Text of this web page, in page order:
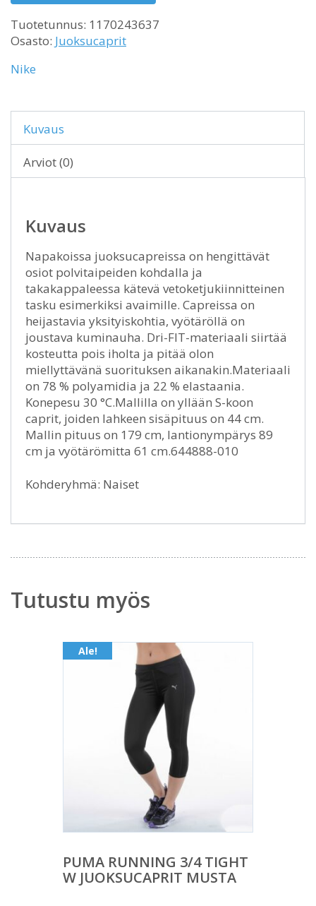
Tuotetunnus: 1170243637
Osasto: Juoksucaprit
Nike
Kuvaus
Arviot (0)
Kuvaus
Napakoissa juoksucapreissa on hengittävät
osiot polvitaipeiden kohdalla ja
takakappaleessa kätevä vetoketjukiinnitteinen
tasku esimerkiksi avaimille. Capreissa on
heijastavia yksityiskohtia, vyötäröllä on
joustava kuminauha. Dri-FIT-materiaali siirtää
kosteutta pois iholta ja pitää olon
miellyttävänä suorituksen aikanakin.Materiaali
on 78 % polyamidia ja 22 % elastaania.
Konepesu 30 °C.Mallilla on yllään S-koon
caprit, joiden lahkeen sisäpituus on 44 cm.
Mallin pituus on 179 cm, lantionympärys 89
cm ja vyötärömitta 61 cm.644888-010
Kohderyhmä: Naiset
Tutustu myös
Ale!
PUMA RUNNING 3/4 TIGHT
W JUOKSUCAPRIT MUSTA